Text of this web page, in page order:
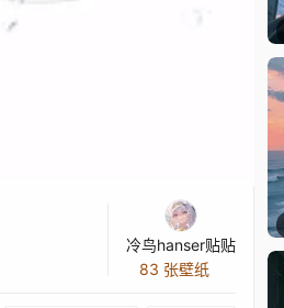
冷鸟hanser贴贴
83 张壁纸